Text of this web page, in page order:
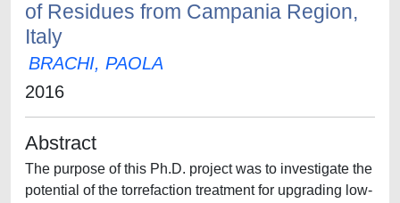
of Residues from Campania Region,
Italy
BRACHI, PAOLA
2016
Abstract
The purpose of this Ph.D. project was to investigate the
potential of the torrefaction treatment for upgrading low-